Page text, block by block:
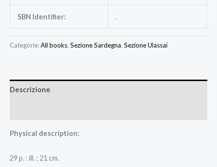
SBN Identifier: .
Categorie:All books, Sezione Sardegna, Sezione Ulassai
Descrizione
Physical description:
29 p. : ill. ; 21 cm.